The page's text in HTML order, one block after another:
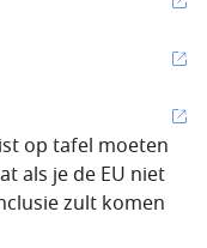
op tafel moeten
als je de EU niet
zult komen